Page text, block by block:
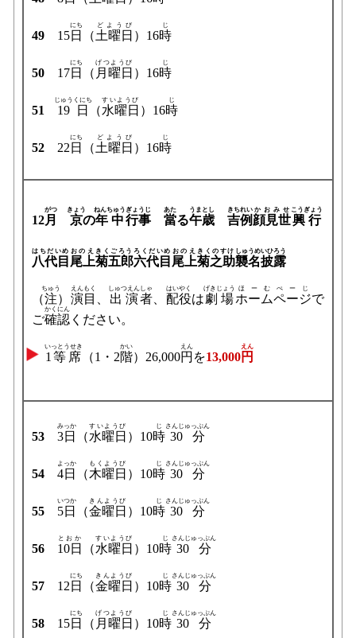
49 15日
にち
（土曜日
どようび
）16時
じ
50 17日
にち
（ 月曜日
げつようび
）16時
じ
51 19日
じゅうくにち
（水曜日
すいようび
）16時
じ
52 22 日
にち
（土曜日
どようび
）16時
じ
12月
がつ
京
きょう
の年中
ねんちゅう
行事
ぎょうじ
當
あた
る午
うま
歳
とし
吉例
きちれい
顔見世
かおみせ
興行
こうぎょう
八代目
はちだいめ
尾上
おのえ
菊五郎
きくごろう
六代目
ろくだいめ
尾上
おのえ
菊之助
きくのすけ
襲名披露
しゅうめいひろう
（注
ちゅう
） 演目
えんもく
出演
しゅつえん
者
しゃ
、 配役
はいやく
は劇場
げきじょう
ホームページ
ほーむぺーじ
で
ご確認
かくにん
ください。
1等席
いっとうせき
（1・2階
かい
）26,000円
えん
を13,000円
えん
53 3日
みっか
（水曜日
すいようび
）10時
じ
30分
さんじゅっぷん
54 4日
よっか
（木曜日
もくようび
）10時
じ
30分
さんじゅっぷん
55 5日
いつか
（金曜日
きんようび
）10時
じ
30分
さんじゅっぷん
56 10日
とおか
（水曜日
すいようび
）10時
じ
30分
さんじゅっぷん
57 12 日
にち
（金曜日
きんようび
）10時
じ
30分
さんじゅっぷん
58 15日
にち
（ 月曜日
げつようび
）10時
じ
30分
さんじゅっぷん